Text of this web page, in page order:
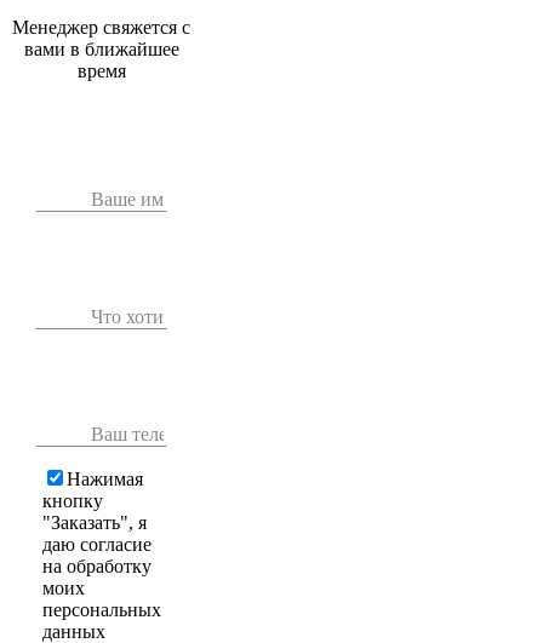
Менеджер свяжется с
вами в ближайшее
время
Нажимая
кнопку
"Заказать", я
даю согласие
на обработку
моих
персональных
данных